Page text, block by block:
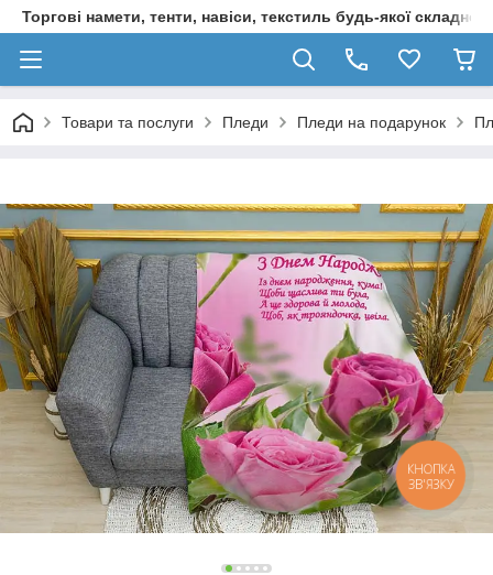
Торгові намети, тенти, навіси, текстиль будь-якої
Товари та послуги Пледи Пледи на подарунок
КНОПКА
ЗВ'ЯЗКУ